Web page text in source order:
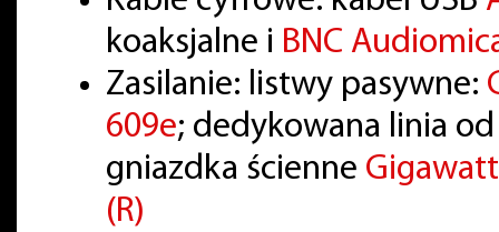
koaksjalne i BNC
Zasilanie: listwy pasywne:
609e; dedykowana linia
gniazdka ścienne
(R)